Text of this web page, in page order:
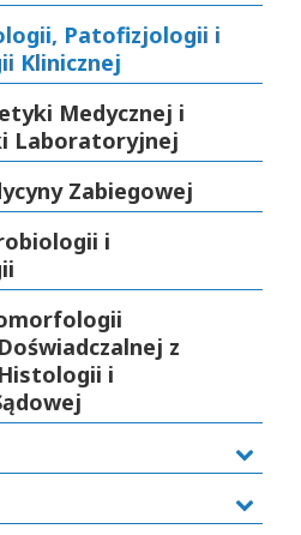
Patofizjologii i
Klinicznej
Medycznej i
Laboratoryjnej
Zabiegowej
i
z
i